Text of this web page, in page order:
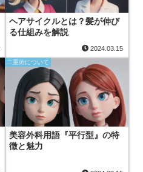
ヘアサイクルとは？髪が伸び
る仕組みを解説
2024.03.15
二重術について
美容外科用語『平行型』の特
徴と魅力